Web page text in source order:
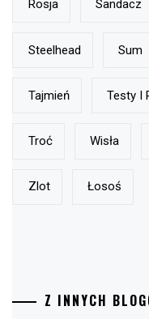
Rosja Sandacz
Steelhead Sum
Tajmień Testy I
Troć Wisła
Zlot Łosoś
Z INNYCH